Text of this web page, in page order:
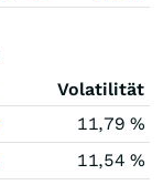
Volatilität
11,79 %
11,54 %